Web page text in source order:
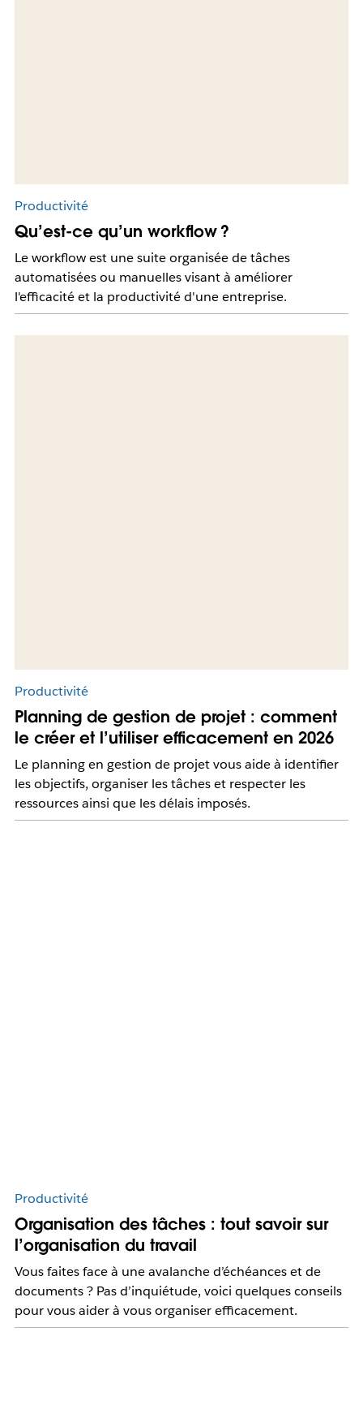
Productivité
Qu’est-ce qu’un workflow ?
Le workflow est une suite organisée de tâches
automatisées ou manuelles visant à améliorer
l'efficacité et la productivité d'une entreprise.
Productivité
Planning de gestion de projet : comment
le créer et l’utiliser efficacement en 2026
Le planning en gestion de projet vous aide à identifier
les objectifs, organiser les tâches et respecter les
ressources ainsi que les délais imposés.
Productivité
Organisation des tâches : tout savoir sur
l’organisation du travail
Vous faites face à une avalanche d’échéances et de
documents ? Pas d’inquiétude, voici quelques conseils
pour vous aider à vous organiser efficacement.